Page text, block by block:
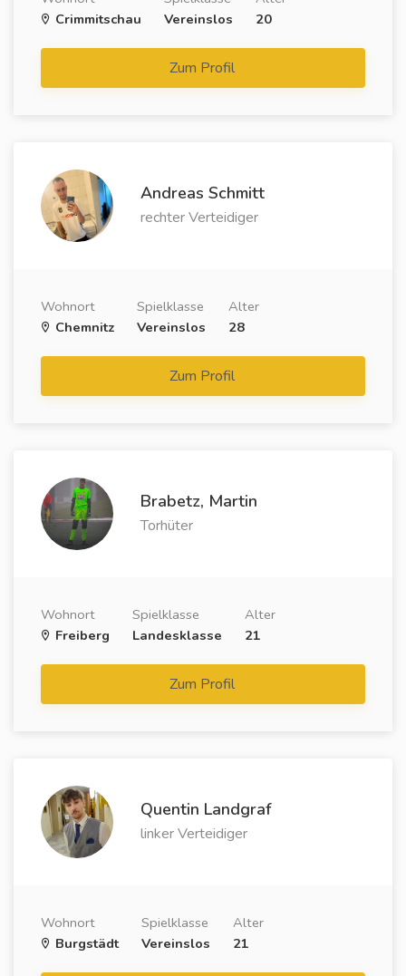
Crimmitschau
Vereinslos
20
Zum Profil
Andreas Schmitt
rechter Verteidiger
Wohnort
Chemnitz
Spielklasse
Vereinslos
Alter
28
Zum Profil
Brabetz, Martin
Torhüter
Wohnort
Freiberg
Spielklasse
Landesklasse
Alter
21
Zum Profil
Quentin Landgraf
linker Verteidiger
Wohnort
Burgstädt
Spielklasse
Vereinslos
Alter
21